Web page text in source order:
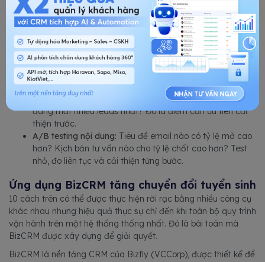
Dashboard tuyển sinh cần hiển thị theo thời gian thực:
Conversion rate theo nguồn:
Kênh nào đang mang về
leads có tỷ lệ nhập học cao nhất? Phân bổ ngân sách
dựa trên dữ liệu này, không phải cảm tính.
Hiệu suất từng tư vấn viên:
Ai đang có tỷ lệ chốt cao
nhất? Cách tiếp cận của họ có gì khác biệt? Đây là cơ
sở để chuẩn hóa và nhân rộng.
Drop-off theo giai đoạn:
Giai đoạn nào trong pipeline
đang mất nhiều leads nhất? Đó là điểm cần ưu tiên cải
thiện trước.
A/B testing nội dung: Tiêu đề email nào có tỷ lệ mở cao
hơn? Kịch bản tư vấn nào cho tỷ lệ chốt cao hơn? Test
nhỏ, đo liên tục và cải thiện từng bước.
Ứng dụng BizCRM tăng chuyển đổi tuyển sinh
10 cách trên có thể được thực hiện rời rạc bằng nhiều công cụ
khác nhau nhưng hiệu quả thực sự chỉ đến khi toàn bộ quy trình
vận hành trên một hệ thống thống nhất. Đó là bài toán mà
BizCRM được xây dựng để giải quyết.
BizCRM là nền tảng CRM của Bizfly (VCCorp), được thiết kế để